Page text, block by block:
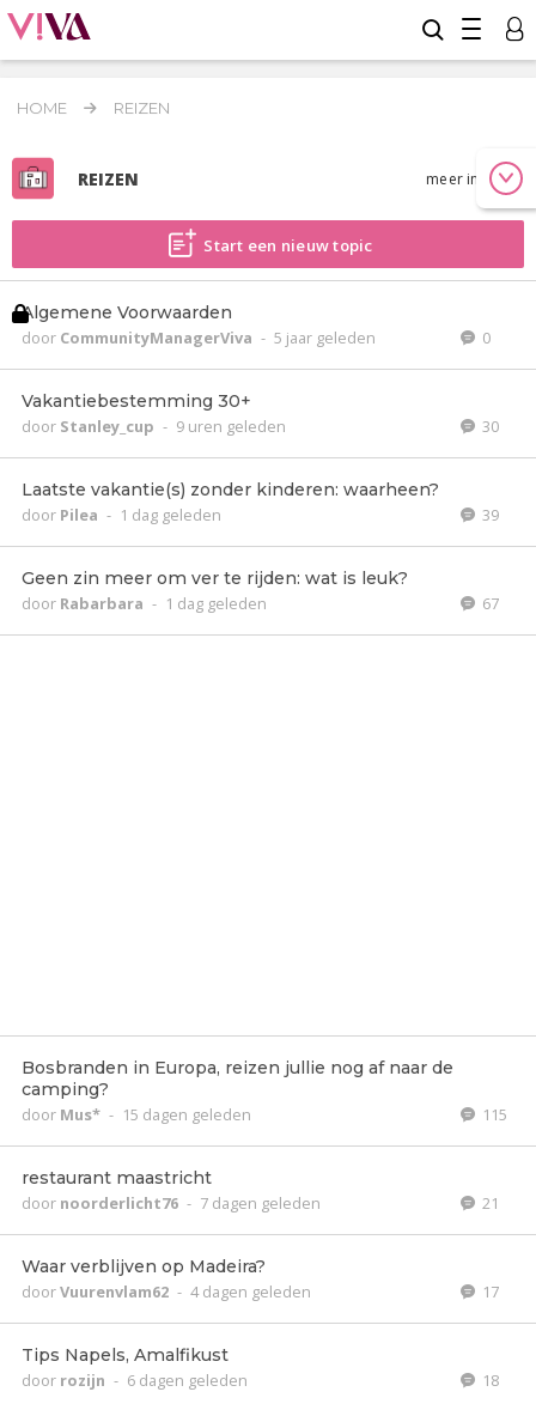
HOME REIZEN
REIZEN meer info
Start een nieuw topic
Algemene Voorwaarden
door CommunityManagerViva - 5 jaar geleden 0
Vakantiebestemming 30+
door Stanley_cup - 9 uren geleden 30
Laatste vakantie(s) zonder kinderen: waarheen?
door Pilea - 1 dag geleden 39
Geen zin meer om ver te rijden: wat is leuk?
door Rabarbara - 1 dag geleden 67
Bosbranden in Europa, reizen jullie nog af naar de
camping?
door Mus* - 15 dagen geleden 115
restaurant maastricht
door noorderlicht76 - 7 dagen geleden 21
Waar verblijven op Madeira?
doorVuurenvlam62 - 4 dagen geleden 17
Tips Napels, Amalfikust
door rozijn - 6 dagen geleden 18